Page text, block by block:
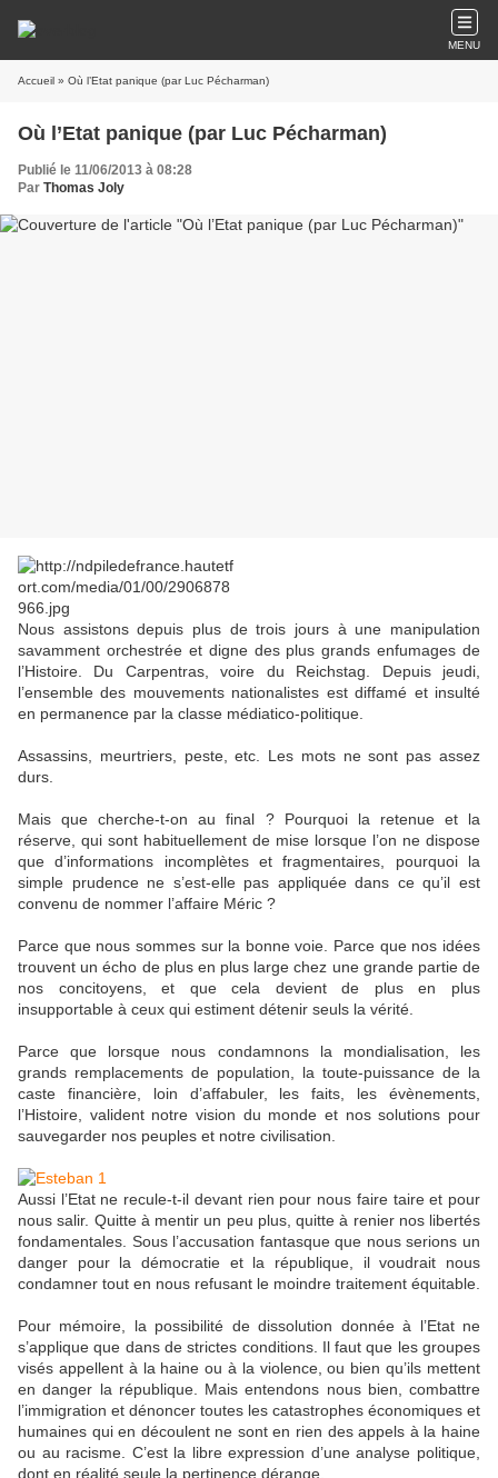
MENU
Accueil » Où l’Etat panique (par Luc Pécharman)
Où l’Etat panique (par Luc Pécharman)
Publié le 11/06/2013 à 08:28
Par Thomas Joly
Nous assistons depuis plus de trois jours à une manipulation
savamment orchestrée et digne des plus grands enfumages de
l’Histoire. Du Carpentras, voire du Reichstag. Depuis jeudi,
l’ensemble des mouvements nationalistes est diffamé et insulté
en permanence par la classe médiatico-politique.
Assassins, meurtriers, peste, etc. Les mots ne sont pas assez
durs.
Mais que cherche-t-on au final ? Pourquoi la retenue et la
réserve, qui sont habituellement de mise lorsque l’on ne dispose
que d’informations incomplètes et fragmentaires, pourquoi la
simple prudence ne s’est-elle pas appliquée dans ce qu’il est
convenu de nommer l’affaire Méric ?
Parce que nous sommes sur la bonne voie. Parce que nos idées
trouvent un écho de plus en plus large chez une grande partie de
nos concitoyens, et que cela devient de plus en plus
insupportable à ceux qui estiment détenir seuls la vérité.
Parce que lorsque nous condamnons la mondialisation, les
grands remplacements de population, la toute-puissance de la
caste financière, loin d’affabuler, les faits, les évènements,
l’Histoire, valident notre vision du monde et nos solutions pour
sauvegarder nos peuples et notre civilisation.
Aussi l’Etat ne recule-t-il devant rien pour nous faire taire et pour
nous salir. Quitte à mentir un peu plus, quitte à renier nos libertés
fondamentales. Sous l’accusation fantasque que nous serions un
danger pour la démocratie et la république, il voudrait nous
condamner tout en nous refusant le moindre traitement équitable.
Pour mémoire, la possibilité de dissolution donnée à l’Etat ne
s’applique que dans de strictes conditions. Il faut que les groupes
visés appellent à la haine ou à la violence, ou bien qu’ils mettent
en danger la république. Mais entendons nous bien, combattre
l’immigration et dénoncer toutes les catastrophes économiques et
humaines qui en découlent ne sont en rien des appels à la haine
ou au racisme. C’est la libre expression d’une analyse politique,
dont en réalité seule la pertinence dérange.